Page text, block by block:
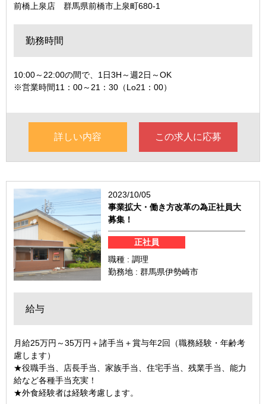
前橋上泉店 群馬県前橋市上泉町680-1
勤務時間
10:00～22:00の間で、1日3H～週2日～OK
※営業時間11：00～21：30（Lo21：00）
詳しい内容 この求人に応募
2023/10/05
事業拡大・働き方改革の為正社員大
募集！
正社員
職種 : 調理
勤務地 : 群馬県伊勢崎市
給与
月給25万円～35万円＋諸手当＋賞与年2回（職務経験・年齢考
慮します）
★役職手当、店長手当、家族手当、住宅手当、残業手当、能力
給など各種手当充実！
★外食経験者は経験考慮します。